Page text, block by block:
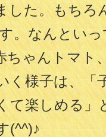
した。もちろ
。なんとい
ちゃんトマト
く様子は、「
て楽しめる」
(^^)♪